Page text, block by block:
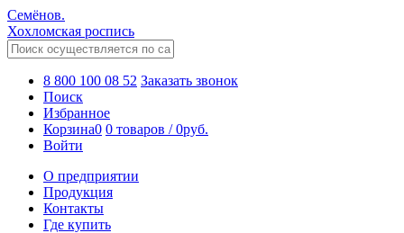
Семёнов.
Хохломская роспись
8 800 100 08 52 Заказать звонок
Поиск
Избранное
Корзина0 0 товаров /0руб.
Войти
О предприятии
Продукция
Контакты
Где купить